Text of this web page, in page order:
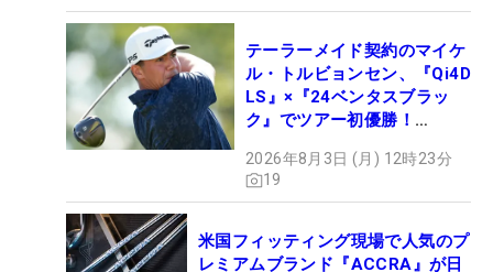
テーラーメイド契約のマイケ
ル・トルビョンセン、『Qi4D
LS』×『24ベンタスブラッ
ク』でツアー初優勝！
2026年8月3日 (月) 12時23分
19
米国フィッティング現場で人気のプ
レミアムブランド『ACCRA』が日